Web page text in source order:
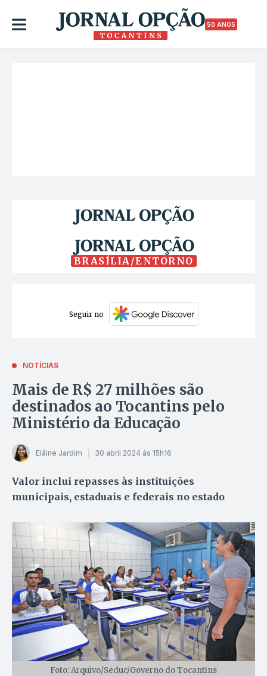
50 ANOS
BRASÍLIA/ENTORNO
Seguir no
NOTÍCIAS
Mais de R$ 27 milhões são
destinados ao Tocantins pelo
Ministério da Educação
Elâine Jardim 30 abril 2024 às 15h16
Valor inclui repasses às instituições
municipais, estaduais e federais no estado
Foto: Arquivo/Seduc/Governo do Tocantins